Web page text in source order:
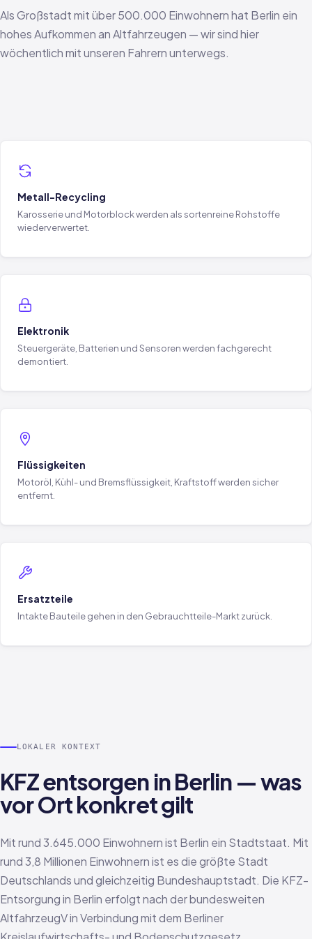
Als Großstadt mit über 500.000 Einwohnern hat Berlin ein
hohes Aufkommen an Altfahrzeugen — wir sind hier
wöchentlich mit unseren Fahrern unterwegs.
Metall-Recycling
Karosserie und Motorblock werden als sortenreine Rohstoffe
wiederverwertet.
Elektronik
Steuergeräte, Batterien und Sensoren werden fachgerecht
demontiert.
Flüssigkeiten
Motoröl, Kühl- und Bremsflüssigkeit, Kraftstoff werden sicher
entfernt.
Ersatzteile
Intakte Bauteile gehen in den Gebrauchtteile-Markt zurück.
LOKALER KONTEXT
KFZ entsorgen in Berlin — was
vor Ort konkret gilt
Mit rund 3.645.000 Einwohnern ist Berlin ein Stadtstaat. Mit
rund 3,8 Millionen Einwohnern ist es die größte Stadt
Deutschlands und gleichzeitig Bundeshauptstadt. Die KFZ-
Entsorgung in Berlin erfolgt nach der bundesweiten
AltfahrzeugV in Verbindung mit dem Berliner